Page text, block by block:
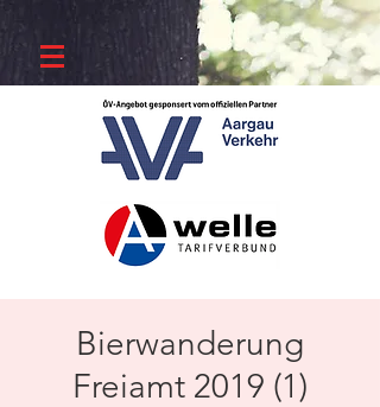
Bierwanderung
Freiamt 2019 (1)